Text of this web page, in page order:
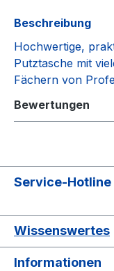
Beschreibung
Hochwertige,
Putztasche mit
Fächern von
Bewertungen
Service-Hotline
Wissenswertes
Informationen